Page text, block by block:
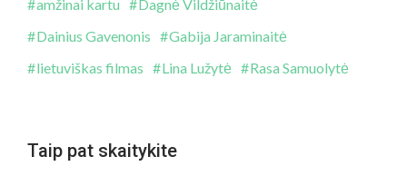
amžinai kartu
Dagnė Vildžiūnaitė
Dainius Gavenonis
Gabija Jaraminaitė
lietuviškas filmas
Lina Lužytė Rasa Samuolytė
Taip pat skaitykite